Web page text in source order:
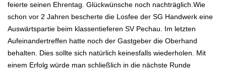
feierte seinen Ehrentag. Glückwünsche noch nachträglich.Wie
schon vor 2 Jahren bescherte die Losfee der SG Handwerk eine
Auswärtspartie beim klassentieferen SV Pechau. Im letzten
Aufeinandertreffen hatte noch der Gastgeber die Oberhand
behalten. Dies sollte sich natürlich keinesfalls wiederholen. Mit
einem Erfolg würde man schließlich in die nächste Runde